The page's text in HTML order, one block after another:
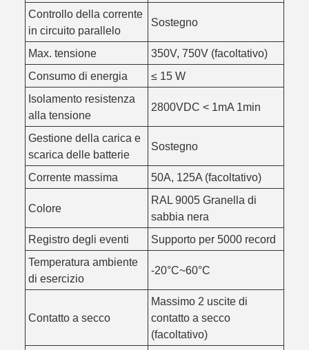
Controllo della corrente
in circuito parallelo
Sostegno
Max. tensione
350V, 750V (facoltativo)
Consumo di energia
≤ 15 W
Isolamento resistenza
alla tensione
2800VDC < 1mA 1min
Gestione della carica e
scarica delle batterie
Sostegno
Corrente massima 50A, 125A (facoltativo)
Colore
RAL 9005 Granella di
sabbia nera
Registro degli eventi
Supporto per 5000 record
Temperatura ambiente
di esercizio
-20°C~60°C
Contatto a secco
Massimo 2 uscite di
contatto a secco
(facoltativo)